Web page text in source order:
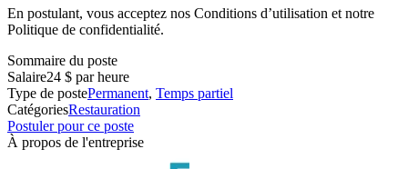
En postulant, vous acceptez nos Conditions d’utilisation et notre
Politique de confidentialité.
Sommaire du poste
Salaire24 $ par heure
Type de postePermanent, Temps partiel
CatégoriesRestauration
Postuler pour ce poste
À propos de l'entreprise